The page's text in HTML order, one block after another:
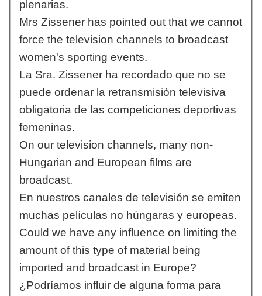
plenarias.
Mrs Zissener has pointed out that we cannot
force the television channels to broadcast
women's sporting events.
La Sra. Zissener ha recordado que no se
puede ordenar la retransmisión televisiva
obligatoria de las competiciones deportivas
femeninas.
On our television channels, many non-
Hungarian and European films are
broadcast.
En nuestros canales de televisión se emiten
muchas películas no húngaras y europeas.
Could we have any influence on limiting the
amount of this type of material being
imported and broadcast in Europe?
¿Podríamos influir de alguna forma para